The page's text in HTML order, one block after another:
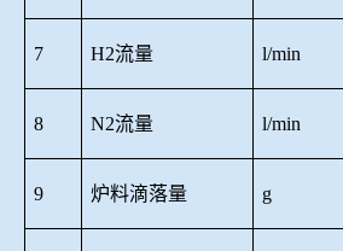
7 H2流量 l/min
8 N2流量 l/min
9 炉料滴落量 g